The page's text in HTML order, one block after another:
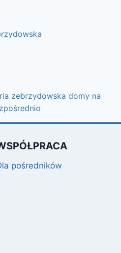
zebrzydowska domy na
pośredników